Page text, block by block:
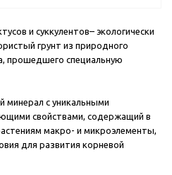
и суккулентов– экологически
грунт из природного
прошедшего специальную
минерал с уникальными
свойствами, содержащий в
макро- и микроэлементы,
для развития корневой